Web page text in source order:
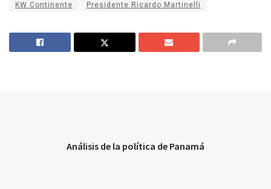
KW Continente Presidente Ricardo Martinelli
Análisis de la política de Panamá